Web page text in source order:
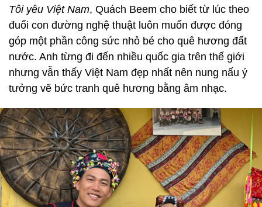
Tôi yêu Việt Nam, Quách Beem cho biết từ lúc theo
đuổi con đường nghệ thuật luôn muốn được đóng
góp một phần công sức nhỏ bé cho quê hương đất
nước. Anh từng đi đến nhiều quốc gia trên thế giới
nhưng vẫn thấy Việt Nam đẹp nhất nên nung nấu ý
tưởng vẽ bức tranh quê hương bằng âm nhạc.